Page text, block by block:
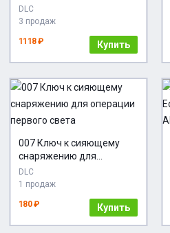
DLC РУ КЗ УКР ТР РБ СНГ
автодоставка
DLC
3 продаж
1118 ₽ Купить
007 Ключ к сияющему
снаряжению для
операции первого света
DLC
1 продаж
180 ₽ Купить